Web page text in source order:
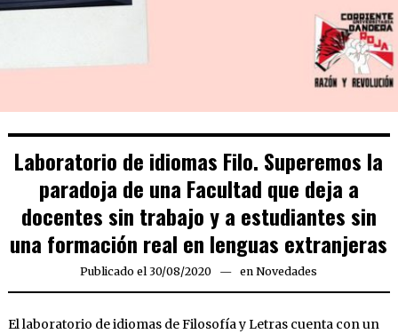
Laboratorio de idiomas Filo. Superemos la
paradoja de una Facultad que deja a
docentes sin trabajo y a estudiantes sin
una formación real en lenguas extranjeras
Publicado el 30/08/2020 24/09/2020
en Novedades
El laboratorio de idiomas de Filosofía y Letras cuenta con un